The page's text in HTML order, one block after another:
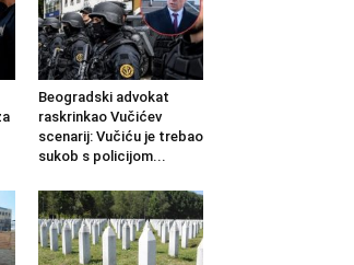
Beogradski advokat
raskrinkao Vučićev
scenarij: Vučiću je trebao
sukob s policijom...